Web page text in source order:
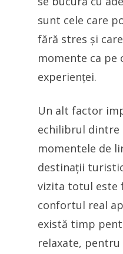
sunt cele care
fără stres și
momente ca pe
experienței.
Un alt factor
echilibrul dintre
momentele de
destinații
vizita totul este
confortul real
există timp
relaxate, pentru